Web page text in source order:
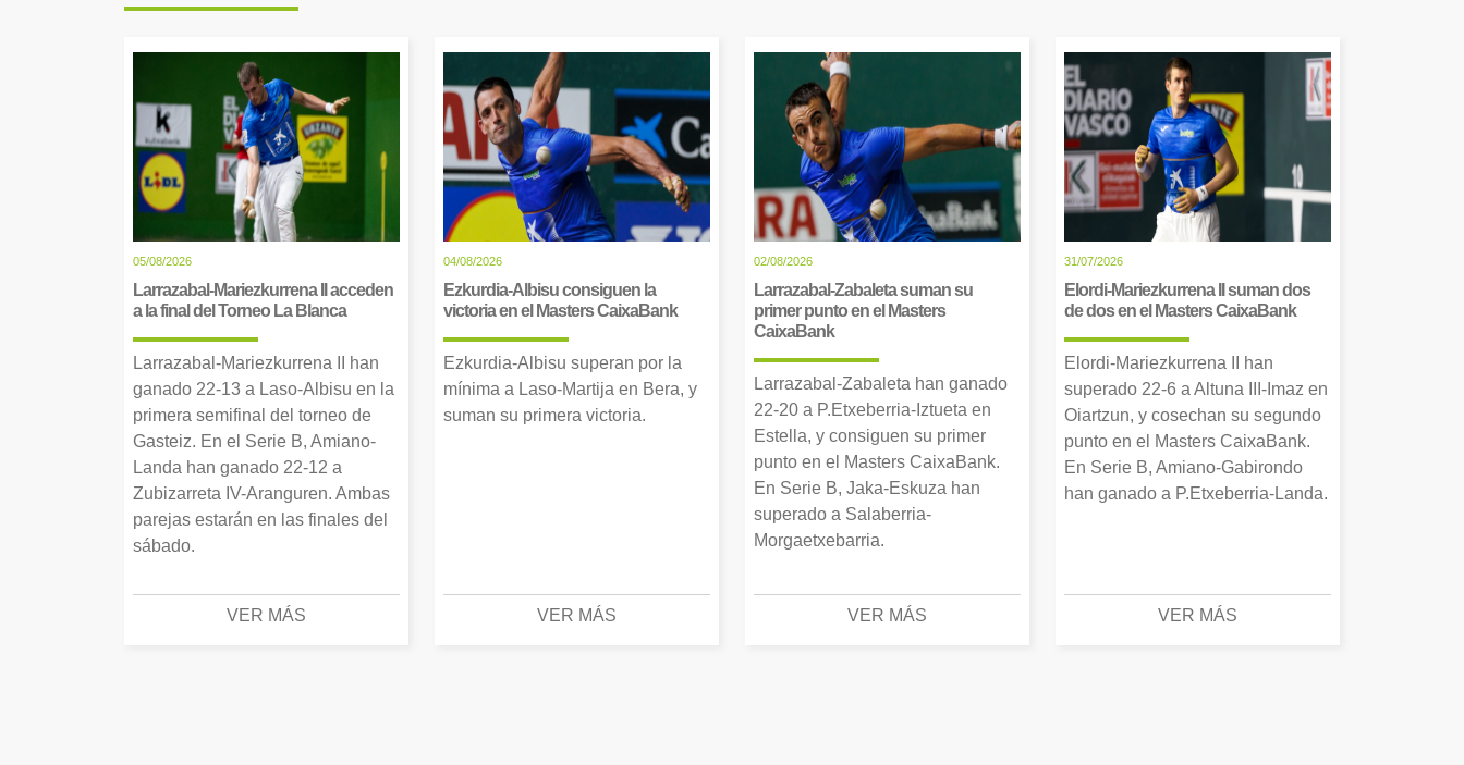
05/08/2026
Larrazabal-Mariezkurrena II acceden
a la final del Torneo La Blanca
Larrazabal-Mariezkurrena II han
ganado 22-13 a Laso-Albisu en la
primera semifinal del torneo de
Gasteiz. En el Serie B, Amiano-
Landa han ganado 22-12 a
Zubizarreta IV-Aranguren. Ambas
parejas estarán en las finales del
sábado.
VER MÁS
04/08/2026
Ezkurdia-Albisu consiguen la
victoria en el Masters CaixaBank
Ezkurdia-Albisu superan por la
mínima a Laso-Martija en Bera, y
suman su primera victoria.
VER MÁS
02/08/2026
Larrazabal-Zabaleta suman su
primer punto en el Masters
CaixaBank
Larrazabal-Zabaleta han ganado
22-20 a P.Etxeberria-Iztueta en
Estella, y consiguen su primer
punto en el Masters CaixaBank.
En Serie B, Jaka-Eskuza han
superado a Salaberria-
Morgaetxebarria.
VER MÁS
31/07/2026
Elordi-Mariezkurrena II suman dos
de dos en el Masters CaixaBank
Elordi-Mariezkurrena II han
superado 22-6 a Altuna III-Imaz en
Oiartzun, y cosechan su segundo
punto en el Masters CaixaBank.
En Serie B, Amiano-Gabirondo
han ganado a P.Etxeberria-Landa.
VER MÁS